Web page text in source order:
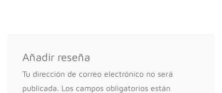
Añadir reseña
Tu dirección de correo electrónico no será
publicada. Los campos obligatorios están